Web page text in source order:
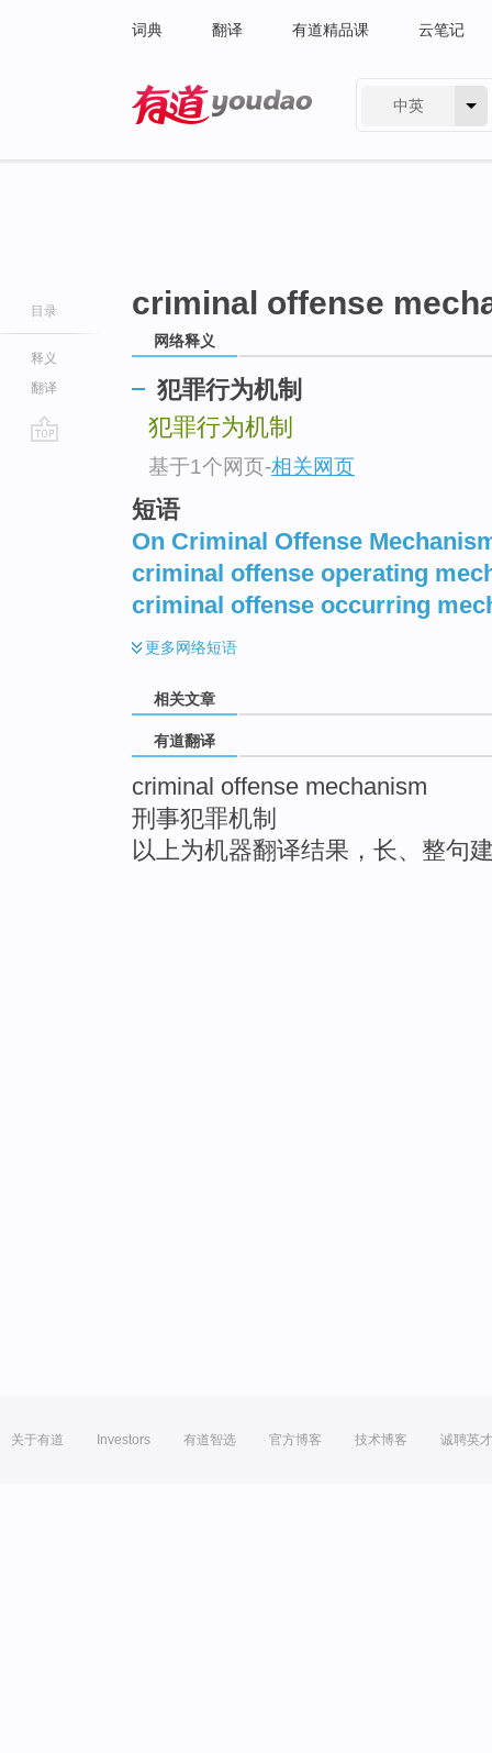
词典 翻译 有道精品课 云笔记
中英
目录
释义
翻译
criminal offense
网络释义
犯罪行为机制
犯罪行为机制
基于1个网页-相关网页
短语
On Criminal Offense
criminal offense operating
criminal offense occurring
更多网络短语
相关文章
有道翻译
criminal offense mechanism
刑事犯罪机制
以上为机器翻译结果，长、整句
关于有道 Investors 有道智选 官方博客 技术博客 诚聘英才